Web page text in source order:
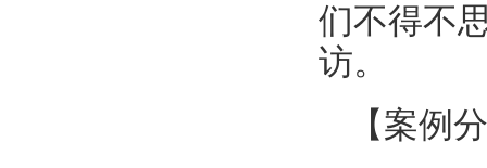
们不得不
访。
【案例